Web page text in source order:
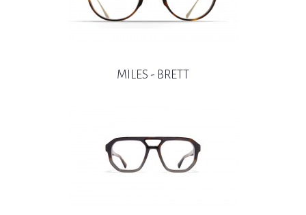
MILES - BRETT